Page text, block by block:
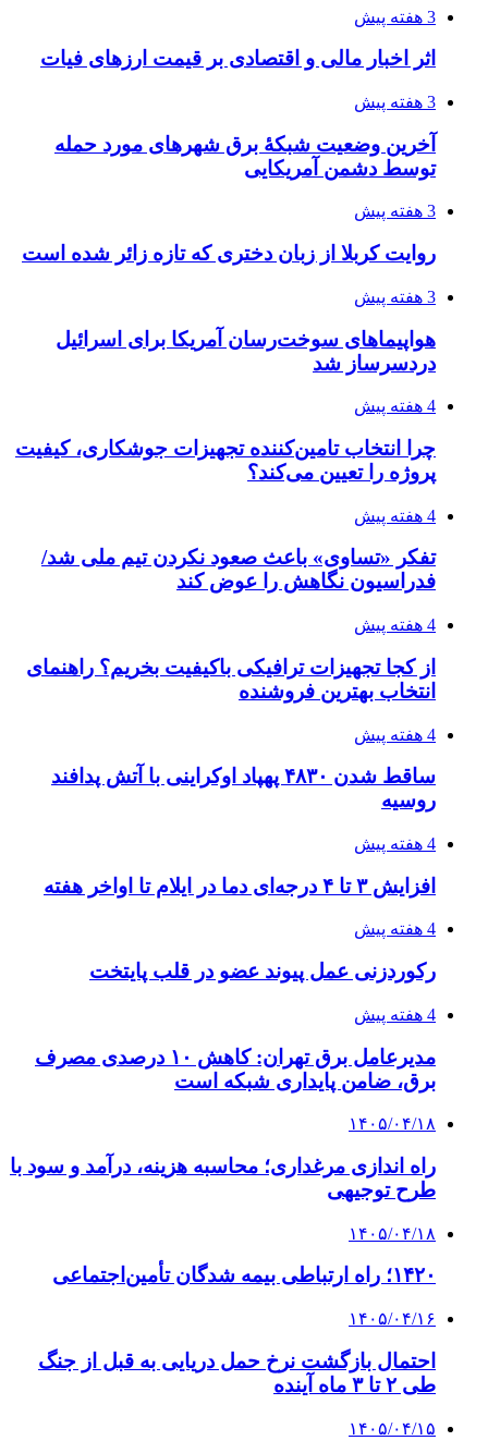
3 هفته پیش
اثر اخبار مالی و اقتصادی بر قیمت ارزهای فیات
3 هفته پیش
آخرین وضعیت شبکۀ برق شهرهای مورد حمله
توسط دشمن آمریکایی
3 هفته پیش
روایت کربلا از زبان دختری که تازه زائر شده است
3 هفته پیش
هواپیماهای سوخت‌رسان آمریکا برای اسرائیل
دردسرساز شد
4 هفته پیش
چرا انتخاب تامین‌کننده تجهیزات جوشکاری، کیفیت
پروژه را تعیین می‌کند؟
4 هفته پیش
تفکر «تساوی» باعث صعود نکردن تیم ملی شد/
فدراسیون نگاهش را عوض کند
4 هفته پیش
از کجا تجهیزات ترافیکی باکیفیت بخریم؟ راهنمای
انتخاب بهترین فروشنده
4 هفته پیش
ساقط شدن ۴۸۳۰ پهپاد اوکراینی با آتش پدافند
روسیه
4 هفته پیش
افزایش ۳ تا ۴ درجه‌ای دما در ایلام تا اواخر هفته
4 هفته پیش
رکوردزنی عمل پیوند عضو در قلب پایتخت
4 هفته پیش
مدیرعامل برق تهران: کاهش ۱۰ درصدی مصرف
برق، ضامن پایداری شبکه است
۱۴۰۵/۰۴/۱۸
راه اندازی مرغداری؛ محاسبه هزینه، درآمد و سود با
طرح توجیهی
۱۴۰۵/۰۴/۱۸
۱۴۲۰؛ راه ارتباطی بیمه شدگان تأمین‌اجتماعی
۱۴۰۵/۰۴/۱۶
احتمال بازگشت نرخ حمل دریایی به قبل از جنگ
طی ۲ تا ۳ ماه آینده
۱۴۰۵/۰۴/۱۵